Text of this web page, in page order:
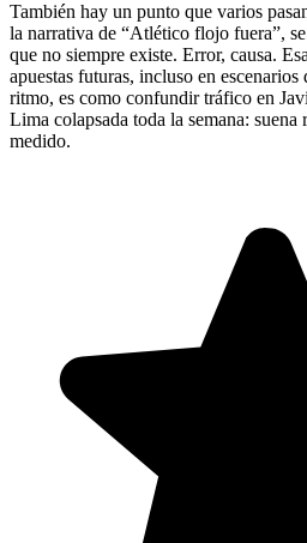
También hay un punto que varios
la narrativa de “Atlético flojo fuera”,
que no siempre existe. Error, causa.
apuestas futuras, incluso en
ritmo, es como confundir tráfico en
Lima colapsada toda la semana: suena
medido.